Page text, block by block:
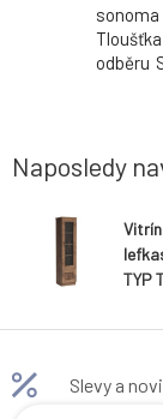
odběru
Naposledy
TYP
Slevy a